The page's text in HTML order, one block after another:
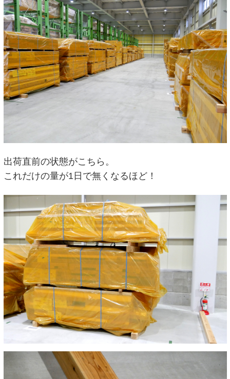
出荷直前の状態がこちら。
これだけの量が1日で無くなるほど！